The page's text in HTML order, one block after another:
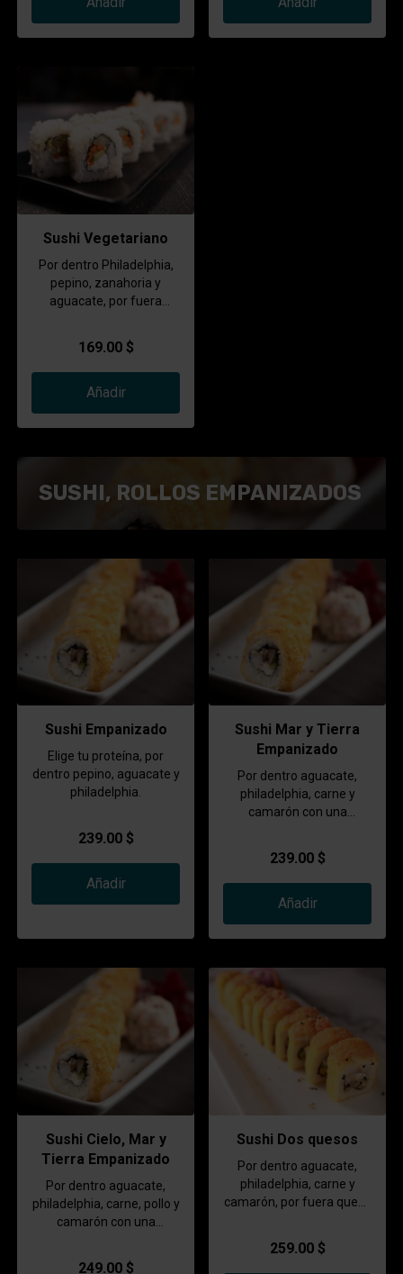
Sushi Vegetariano
Por dentro Philadelphia,
pepino, zanahoria y
aguacate, por fuera
169.00 $
Añadir
SUSHI, ROLLOS EMPANIZADOS
Sushi Empanizado
Elige tu proteína, por
dentro pepino, aguacate y
philadelphia.
239.00 $
Añadir
Sushi Mar y Tierra
Empanizado
Por dentro aguacate,
philadelphia, carne y
camarón con una
239.00 $
Añadir
Sushi Cielo, Mar y
Tierra Empanizado
Por dentro aguacate,
philadelphia, carne, pollo y
camarón con una
249.00 $
Sushi Dos quesos
Por dentro aguacate,
philadelphia, carne y
camarón, por fuera queso
259.00 $